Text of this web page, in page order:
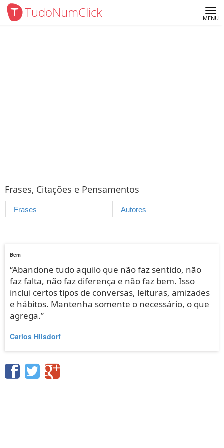
TudoNumClick MENU
Frases, Citações e Pensamentos
Frases Autores
Bem
“Abandone tudo aquilo que não faz sentido, não
faz falta, não faz diferença e não faz bem. Isso
inclui certos tipos de conversas, leituras, amizades
e hábitos. Mantenha somente o necessário, o que
agrega.”
Carlos Hilsdorf